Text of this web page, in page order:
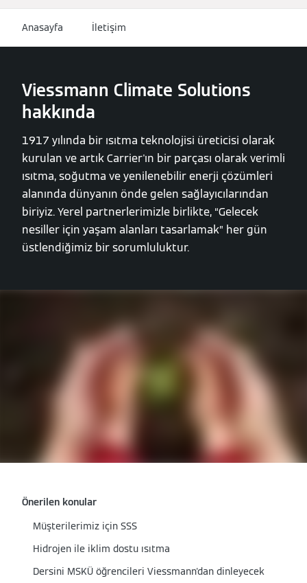
Anasayfa İletişim
Viessmann Climate Solutions
hakkında
1917 yılında bir ısıtma teknolojisi üreticisi olarak
kurulan ve artık Carrier'ın bir parçası olarak verimli
ısıtma, soğutma ve yenilenebilir enerji çözümleri
alanında dünyanın önde gelen sağlayıcılarından
biriyiz. Yerel partnerlerimizle birlikte, “Gelecek
nesiller için yaşam alanları tasarlamak” her gün
üstlendiğimiz bir sorumluluktur.
Önerilen konular
Müşterilerimiz için SSS
Hidrojen ile iklim dostu ısıtma
Dersini MSKÜ öğrencileri Viessmann'dan dinleyecek